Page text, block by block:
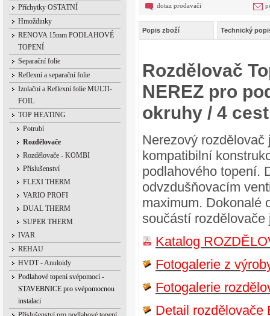
Příchytky OSTATNÍ
Hmoždinky
RENOVA 15mm PODLAHOVÉ
TOPENÍ
Separační folie
Reflexní a separační folie
Izolační a Reflexní folie MULTI-
FOIL
TOP HEATING
Potrubí
Rozdělovače
Rozdělovače - KOMBI
Příslušenství
FLEXI THERM
VARIO PROFI
DUAL THERM
SUPER THERM
IVAR
REHAU
HVDT - Anuloidy
Podlahové topení svépomocí -
STAVEBNICE pro svépomocnou
instalaci
dotaz prodavači
Popis zboží Technický
Rozdělovač
NEREZ pro
okruhy / 4
Nerezový
kompatibilní
podlahového topení.
odvzdušňovacím
maximum. Dokonalé
součástí
Katalog
Fotogalerie z
Fotogalerie
Detail rozdělovače